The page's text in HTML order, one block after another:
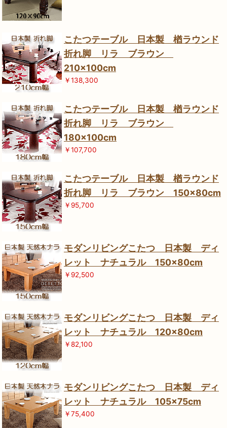
こたつテーブル 日本製 楢ラウンド
折れ脚 リラ ブラウン
210×100cm
￥138,300
こたつテーブル 日本製 楢ラウンド
折れ脚 リラ ブラウン
180×100cm
￥107,700
こたつテーブル 日本製 楢ラウンド
折れ脚 リラ ブラウン 150×80cm
￥95,700
モダンリビングこたつ 日本製 ディ
レット ナチュラル 150×80cm
￥92,500
モダンリビングこたつ 日本製 ディ
レット ナチュラル 120×80cm
￥82,100
モダンリビングこたつ 日本製 ディ
レット ナチュラル 105×75cm
￥75,400